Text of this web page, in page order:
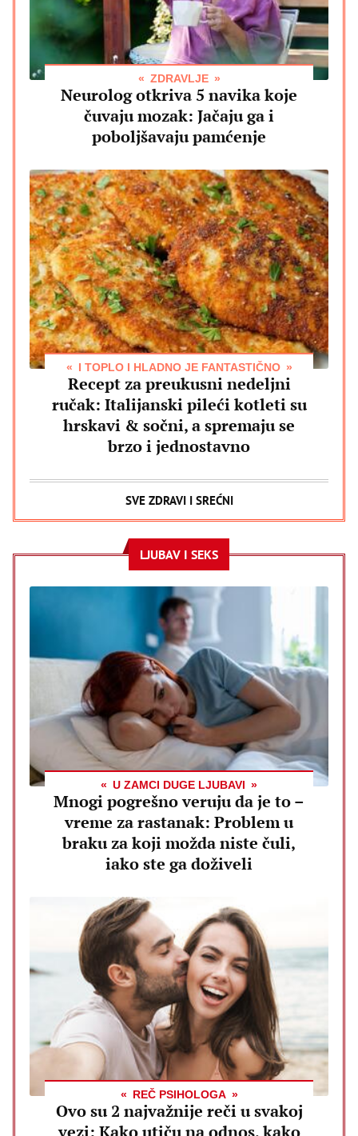
ZDRAVLJE
Neurolog otkriva 5 navika koje
čuvaju mozak: Jačaju ga i
poboljšavaju pamćenje
I TOPLO I HLADNO JE FANTASTIČNO
Recept za preukusni nedeljni
ručak: Italijanski pileći kotleti su
hrskavi & sočni, a spremaju se
brzo i jednostavno
SVE ZDRAVI I SREĆNI
LJUBAV I SEKS
U ZAMCI DUGE LJUBAVI
Mnogi pogrešno veruju da je to –
vreme za rastanak: Problem u
braku za koji možda niste čuli,
iako ste ga doživeli
REČ PSIHOLOGA
Ovo su 2 najvažnije reči u svakoj
vezi: Kako utiču na odnos, kako